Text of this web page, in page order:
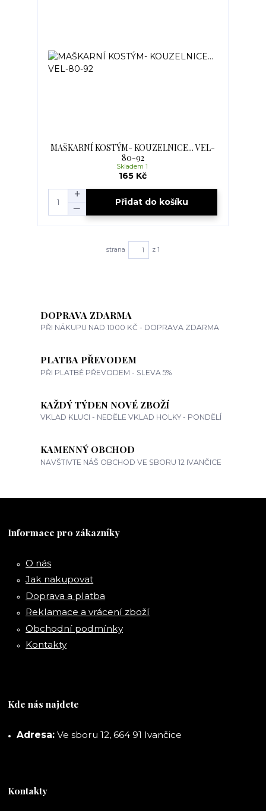
MAŠKARNÍ KOSTÝM- KOUZELNICE... VEL-
80-92
165 Kč
Skladem 1
Přidat do košíku
strana z 1
DOPRAVA ZDARMA
PŘI NÁKUPU NAD 1000 KČ - DOPRAVA ZDARMA
PLATBA PŘEVODEM
PŘI PLATBĚ PŘEVODEM - SLEVA 5%
KAŽDÝ TÝDEN NOVÉ ZBOŽÍ
VKLAD KLUCI - NEDĚLE VKLAD HOLKY - PONDĚLÍ
KAMENNÝ OBCHOD
NAVŠTIVTE NÁŠ OBCHOD VE SBORU 12 IVANČICE
Informace pro zákazníky
O nás
Jak nakupovat
Doprava a platba
Reklamace a vrácení zboží
Obchodní podmínky
Kontakty
Kde nás najdete
Adresa: Ve sboru 12, 664 91 Ivančice
Kontakty